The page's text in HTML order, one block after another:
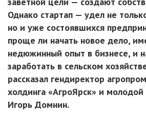
Однако стартап — удел не
но и уже состоявшихся
проще ли начать новое дело,
недюжинный опыт в бизнесе, и
заработать в сельском
рассказал гендиректор
холдинга «АгроЯрск» и молодой
Игорь Домнин.